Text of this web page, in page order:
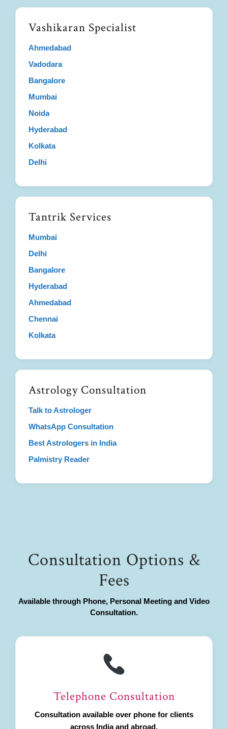
Vashikaran Specialist
Ahmedabad
Vadodara
Bangalore
Mumbai
Noida
Hyderabad
Kolkata
Delhi
Tantrik Services
Mumbai
Delhi
Bangalore
Hyderabad
Ahmedabad
Chennai
Kolkata
Astrology Consultation
Talk to Astrologer
WhatsApp Consultation
Best Astrologers in India
Palmistry Reader
Consultation Options &
Fees
Available through Phone, Personal Meeting and Video
Consultation.
Telephone Consultation
Consultation available over phone for clients
across India and abroad.